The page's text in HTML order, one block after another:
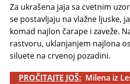
Za ukrašena jaja sa cvetnim
se postavljaju na vlažne ljuske,
komad najlon čarape i zaveže.
rastvoru, uklanjanjem najlona
siluete na crvenoj pozadini.
PROČITAJTE JOŠ: Milena iz